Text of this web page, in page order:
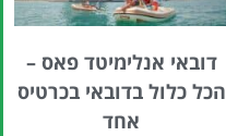
דובאי אנלימיטד פאס –
הכל כלול בדובאי בכרטיס
אחד